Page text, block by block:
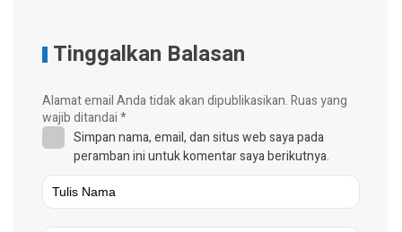
Tinggalkan Balasan
Alamat email Anda tidak akan dipublikasikan.Ruas yang
wajib ditandai*
Simpan nama, email, dan situs web saya pada
peramban ini untuk komentar saya berikutnya.